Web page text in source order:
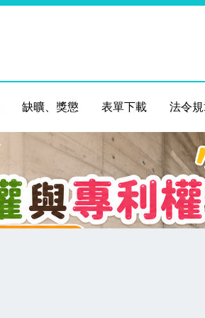
缺曠、獎懲 表單下載 法令